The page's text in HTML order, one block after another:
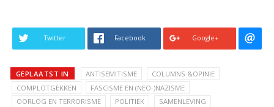
Twitter Facebook Google+
GEPLAATST IN ANTISEMITISME
COLUMNS &OPINIE
COMPLOTGEKKEN
FASCISME EN (NEO-)NAZISME
OORLOG EN TERRORISME
POLITIEK
SAMENLEVING